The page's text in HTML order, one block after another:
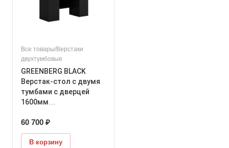
Все товары/Верстаки
двухтумбовые
GREENBERG BLACK
Верстак-стол с двумя
тумбами с дверцей
1600мм
00
60 700 ₽
В корзину